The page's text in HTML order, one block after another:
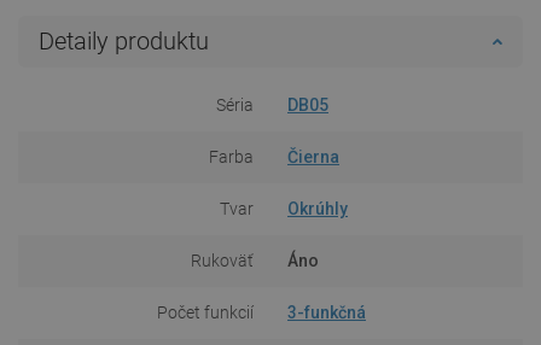
Detaily produktu
Séria DB05
Farba Čierna
Tvar Okrúhly
Rukoväť Áno
Počet funkcií 3-funkčná